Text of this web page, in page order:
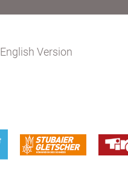
English Version